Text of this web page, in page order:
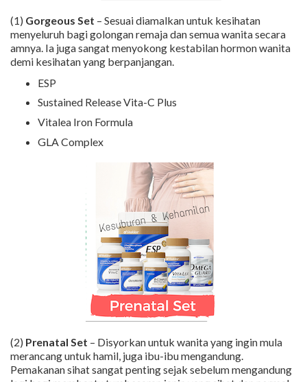
(1) Gorgeous Set – Sesuai diamalkan untuk kesihatan
menyeluruh bagi golongan remaja dan semua wanita secara
amnya. Ia juga sangat menyokong kestabilan hormon wanita
demi kesihatan yang berpanjangan.
ESP
Sustained Release Vita-C Plus
Vitalea Iron Formula
GLA Complex
(2) Prenatal Set – Disyorkan untuk wanita yang ingin mula
merancang untuk hamil, juga ibu-ibu mengandung.
Pemakanan sihat sangat penting sejak sebelum mengandung